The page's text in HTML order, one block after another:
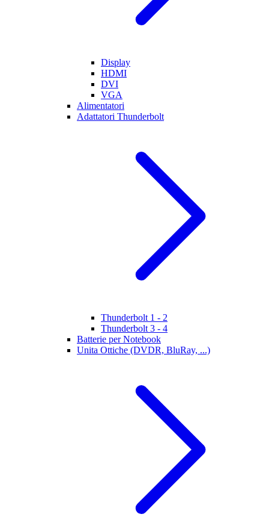
Display
HDMI
DVI
VGA
Alimentatori
Adattatori Thunderbolt
Thunderbolt 1 - 2
Thunderbolt 3 - 4
Batterie per Notebook
Unita Ottiche (DVDR, BluRay, ...)